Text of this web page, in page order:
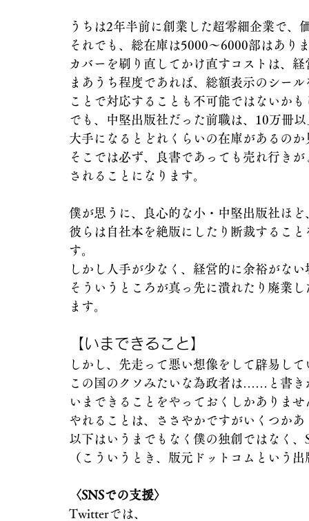
うちは2年半前に創業した超零細企業で、
それでも、総在庫は5000～6000部はあり
カバーを刷り直してかけ直すコストは、
まあうち程度であれば、総額表示のシー
ことで対応することも不可能ではないか
でも、中堅出版社だった前職は、10万冊
大手になるとどれくらいの在庫があるの
そこでは必ず、良書であっても売れ行き
されることになります。
僕が思うに、良心的な小・中堅出版社ほ
彼らは自社本を絶版にしたり断裁するこ
す。
しかし人手が少なく、経営的に余裕がな
そういうところが真っ先に潰れたり廃業
ます。
【いまできること】
しかし、先走って悪い想像をして辟易し
この国のクソみたいな為政者は……と書き
いまできることをやっておくしかありませ
やれることは、ささやかですがいくつかあ
以下はいうまでもなく僕の独創ではなく
（こういうとき、版元ドットコムという
〈SNSでの支援〉
Twitterでは、